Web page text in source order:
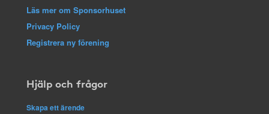
Läs mer om Sponsorhuset
Privacy Policy
Registrera ny förening
Hjälp och frågor
Skapa ett ärende